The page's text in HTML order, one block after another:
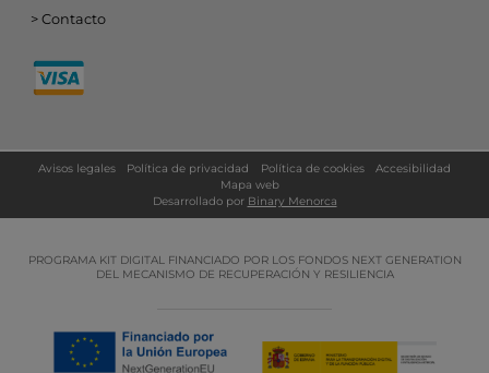
Contacto
Avisos legales Política de privacidad Política de cookies
Accesibilidad
Mapa web
Desarrollado por Binary Menorca
PROGRAMA KIT DIGITAL FINANCIADO POR LOS FONDOS NEXT GENERATION
DEL MECANISMO DE RECUPERACIÓN Y RESILIENCIA